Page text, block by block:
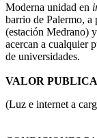
Moderna unidad en
barrio de Palermo, a
(estación Medrano)
acercan a cualquier
de universidades.
VALOR
(Luz e internet a